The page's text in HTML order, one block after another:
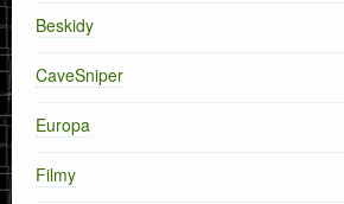
Beskidy
CaveSniper
Europa
Filmy